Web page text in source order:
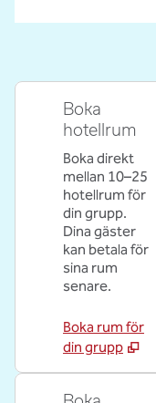
Boka
hotellrum
Boka direkt
mellan 10–25
hotellrum för
din grupp.
Dina gäster
kan betala för
sina rum
senare.
Boka rum för
din grupp